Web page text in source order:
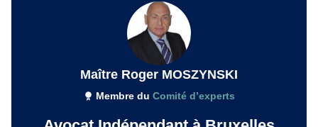
Maître Roger MOSZYNSKI
Membre du Comité d’experts